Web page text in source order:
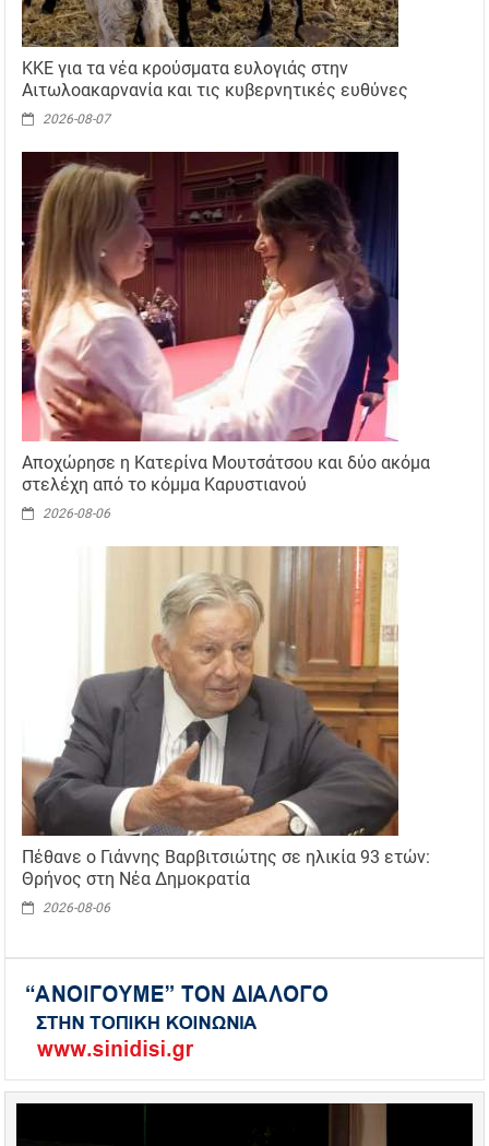
ΚΚΕ για τα νέα κρούσματα ευλογιάς στην
Αιτωλοακαρνανία και τις κυβερνητικές ευθύνες
2026-08-07
Αποχώρησε η Κατερίνα Μουτσάτσου και δύο ακόμα
στελέχη από το κόμμα Καρυστιανού
2026-08-06
Πέθανε ο Γιάννης Βαρβιτσιώτης σε ηλικία 93 ετών:
Θρήνος στη Νέα Δημοκρατία
2026-08-06